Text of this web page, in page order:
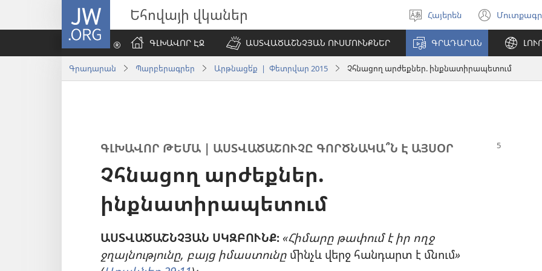
JW.ORG Եհովայի վկաներ
Ընտրել
լեզուն
Հայերեն
է
նոր
ԳԼԽԱՎՈՐ ԷՋ
ԱՍՏՎԱԾԱՇՆՉՅԱՆ ՈՒՍՄՈՒՆՔՆԵՐ ԳՐԱԴԱՐԱՆ
Գրադարան Պարբերագրեր Արթնացե՛ք | Փետրվար 2015 Չհնացող արժեքներ. ինքնատիրապետում
ԳԼԽԱՎՈՐ ԹԵՄԱ | ԱՍՏՎԱԾԱՇՈՒՉԸ ԳՈՐԾՆԱԿԱ՞Ն Է ԱՅՍՕՐ
Չհնացող արժեքներ.
ինքնատիրապետում
ԱՍՏՎԱԾԱՇՆՉՅԱՆ ՍԿԶԲՈՒՆՔ։ «Հիմարը թափում է իր ողջ
ջղայնությունը, բայց իմաստունը մինչև վերջ հանդարտ է մնում»